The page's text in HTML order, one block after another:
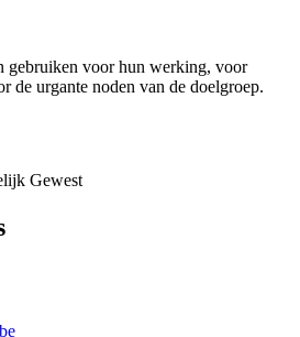
gebruiken voor hun werking, voor
de urgante noden van de doelgroep.
Gewest